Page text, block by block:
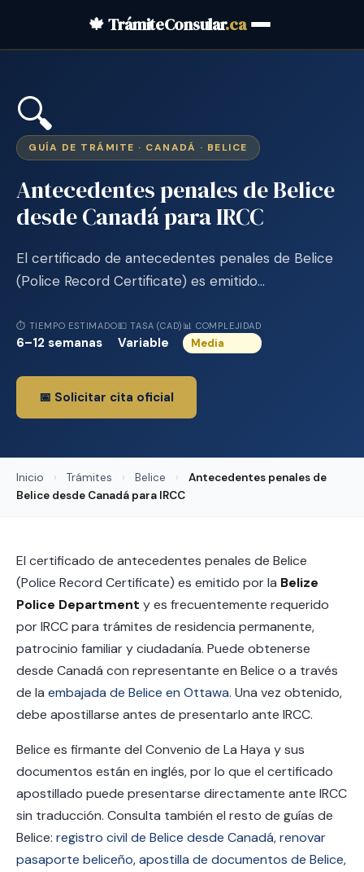
🍁 TrámiteConsular.ca
🔍
GUÍA DE TRÁMITE · CANADÁ · BELICE
Antecedentes penales de Belice
desde Canadá para IRCC
El certificado de antecedentes penales de Belice
(Police Record Certificate) es emitido…
⏱ TIEMPO ESTIMADO
6–12 semanas
💵 TASA (CAD)
Variable
📊 COMPLEJIDAD
Media
📅 Solicitar cita oficial
Inicio › Trámites › Belice ›
Antecedentes penales de
Belice desde Canadá para IRCC
El certificado de antecedentes penales de Belice
(Police Record Certificate) es emitido por la Belize
Police Department y es frecuentemente requerido
por IRCC para trámites de residencia permanente,
patrocinio familiar y ciudadanía. Puede obtenerse
desde Canadá con representante en Belice o a través
de la embajada de Belice en Ottawa. Una vez obtenido,
debe apostillarse antes de presentarlo ante IRCC.
Belice es firmante del Convenio de La Haya y sus
documentos están en inglés, por lo que el certificado
apostillado puede presentarse directamente ante IRCC
sin traducción. Consulta también el resto de guías de
Belice: registro civil de Belice desde Canadá,renovar
pasaporte beliceño,apostilla de documentos de Belice,